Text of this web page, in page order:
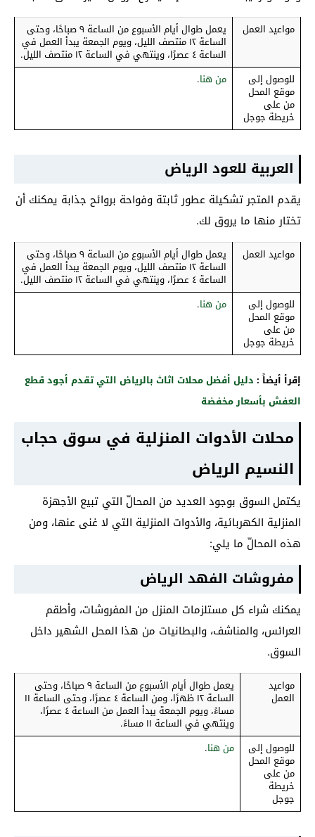
مواعيد العمل يعمل طوال أيام الأسبوع من الساعة ٩ صباحًا، وحتى
الساعة ١٢ منتصف الليل، ويوم الجمعة يبدأ العمل في
الساعة ٤ عصرًا، وينتهي في الساعة ١٢ منتصف الليل.
للوصول إلى
موقع المحل
من على
خريطة جوجل
من هنا.
العربية للعود الرياض
يقدم المتجر تشكيلة عطور ثابتة وفواحة بروائح جذابة يمكنك أن
تختار منها ما يروق لك.
مواعيد العمل يعمل طوال أيام الأسبوع من الساعة ٩ صباحًا، وحتى
الساعة ١٢ منتصف الليل، ويوم الجمعة يبدأ العمل في
الساعة ٤ عصرًا، وينتهي في الساعة ١٢ منتصف الليل.
للوصول إلى
موقع المحل
من على
خريطة جوجل
من هنا.
إقرأ أيضاً : دليل أفضل محلات اثاث بالرياض التي تقدم أجود قطع
العفش بأسعار مخفضة
محلات الأدوات المنزلية في سوق حجاب
النسيم الرياض
يكتمل السوق بوجود العديد من المحالّ التي تبيع الأجهزة
المنزلية الكهربائية، والأدوات المنزلية التي لا غنى عنها، ومن
هذه المحالّ ما يلي:
مفروشات الفهد الرياض
يمكنك شراء كل مستلزمات المنزل من المفروشات، وأطقم
العرائس، والمناشف، والبطانيات من هذا المحل الشهير داخل
السوق.
مواعيد
العمل
يعمل طوال أيام الأسبوع من الساعة ٩ صباحًا، وحتى
الساعة ١٢ ظهرًا، ومن الساعة ٤ عصرًا، وحتى الساعة ١١
مساءً، ويوم الجمعة يبدأ العمل من الساعة ٤ عصرًا،
وينتهي في الساعة ١١ مساءً.
للوصول إلى
موقع المحل
من على
خريطة
جوجل
من هنا.